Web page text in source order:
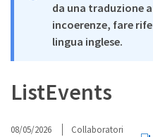
da una traduzione
incoerenze, fare
lingua inglese.
ListEvents
08/05/2026 Collaboratori